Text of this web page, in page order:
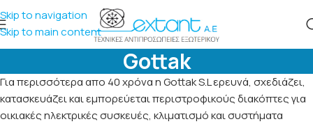
Skip to navigation
Skip to main content
Gottak
Για περισσότερα απο 40 χρόνα η Gottak S.L ερευνά, σχεδιάζει,
κατασκευάζει και εμπορεύεται περιστροφικούς διακόπτες για
οικιακές ηλεκτρικές συσκευές, κλιματισμό και συστήματα